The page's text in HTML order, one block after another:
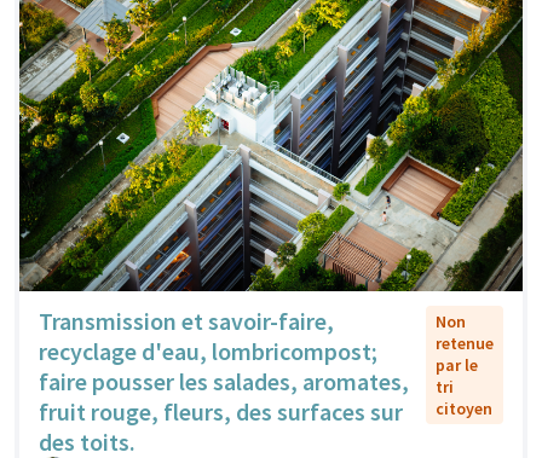
Transmission et savoir-faire,
recyclage d'eau, lombricompost;
faire pousser les salades, aromates,
fruit rouge, fleurs, des surfaces sur
des toits.
Non
retenue
par le
tri
citoyen